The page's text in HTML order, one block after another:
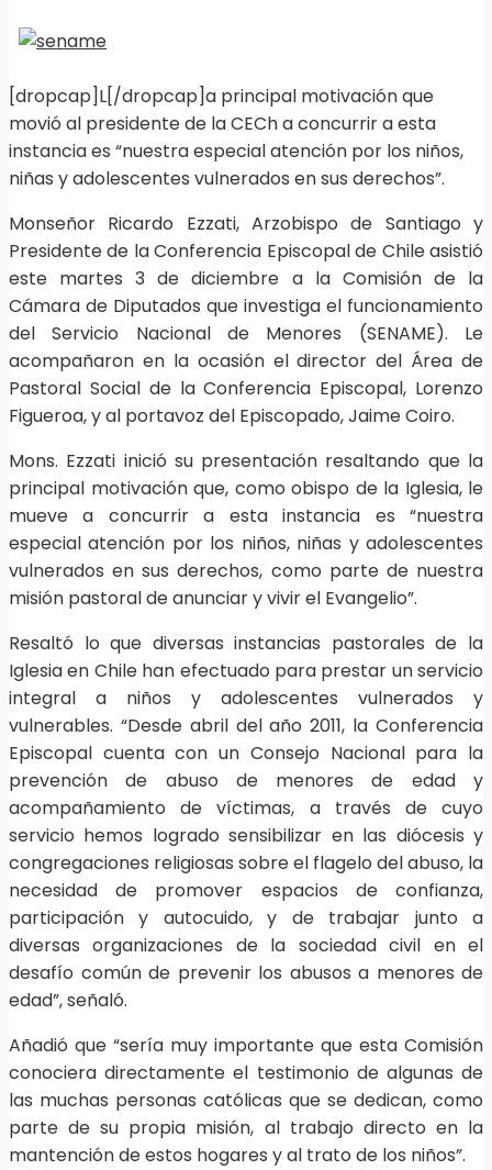
[dropcap]L[/dropcap]a principal motivación que
movió al presidente de la CECh a concurrir a esta
instancia es “nuestra especial atención por los niños,
niñas y adolescentes vulnerados en sus derechos”.
Monseñor Ricardo Ezzati, Arzobispo de Santiago y
Presidente de la Conferencia Episcopal de Chile asistió
este martes 3 de diciembre a la Comisión de la
Cámara de Diputados que investiga el funcionamiento
del Servicio Nacional de Menores (SENAME). Le
acompañaron en la ocasión el director del Área de
Pastoral Social de la Conferencia Episcopal, Lorenzo
Figueroa, y al portavoz del Episcopado, Jaime Coiro.
Mons. Ezzati inició su presentación resaltando que la
principal motivación que, como obispo de la Iglesia, le
mueve a concurrir a esta instancia es “nuestra
especial atención por los niños, niñas y adolescentes
vulnerados en sus derechos, como parte de nuestra
misión pastoral de anunciar y vivir el Evangelio”.
Resaltó lo que diversas instancias pastorales de la
Iglesia en Chile han efectuado para prestar un servicio
integral a niños y adolescentes vulnerados y
vulnerables. “Desde abril del año 2011, la Conferencia
Episcopal cuenta con un Consejo Nacional para la
prevención de abuso de menores de edad y
acompañamiento de víctimas, a través de cuyo
servicio hemos logrado sensibilizar en las diócesis y
congregaciones religiosas sobre el flagelo del abuso, la
necesidad de promover espacios de confianza,
participación y autocuido, y de trabajar junto a
diversas organizaciones de la sociedad civil en el
desafío común de prevenir los abusos a menores de
edad”, señaló.
Añadió que “sería muy importante que esta Comisión
conociera directamente el testimonio de algunas de
las muchas personas católicas que se dedican, como
parte de su propia misión, al trabajo directo en la
mantención de estos hogares y al trato de los niños”.